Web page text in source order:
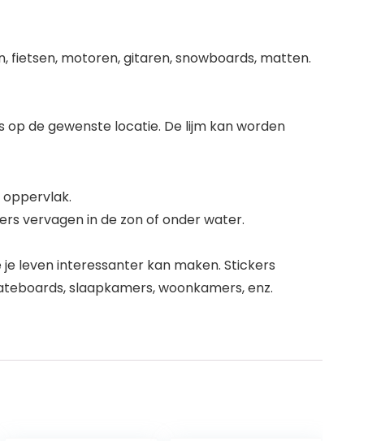
fietsen, motoren, gitaren, snowboards, matten.
de gewenste locatie. De lijm kan worden
vervagen in de zon of onder water.
leven interessanter kan maken. Stickers
slaapkamers, woonkamers, enz.